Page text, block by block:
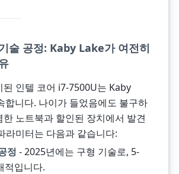
술 공정: Kaby Lake가 여전히
인텔 코어 i7-7500U는 Kaby
합니다. 나이가 들었음에도 불구하
한 노트북과 할인된 장치에서 발견
라미터는 다음과 같습니다:
정 - 2025년에는 구형 기술로, 5-
적입니다.